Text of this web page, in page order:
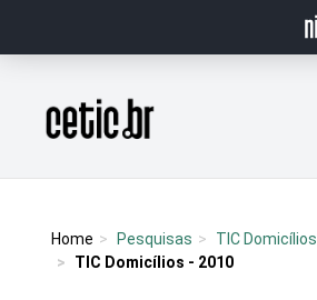
Página inicial
Home Pesquisas TIC Domicílios
TIC Domicílios - 2010